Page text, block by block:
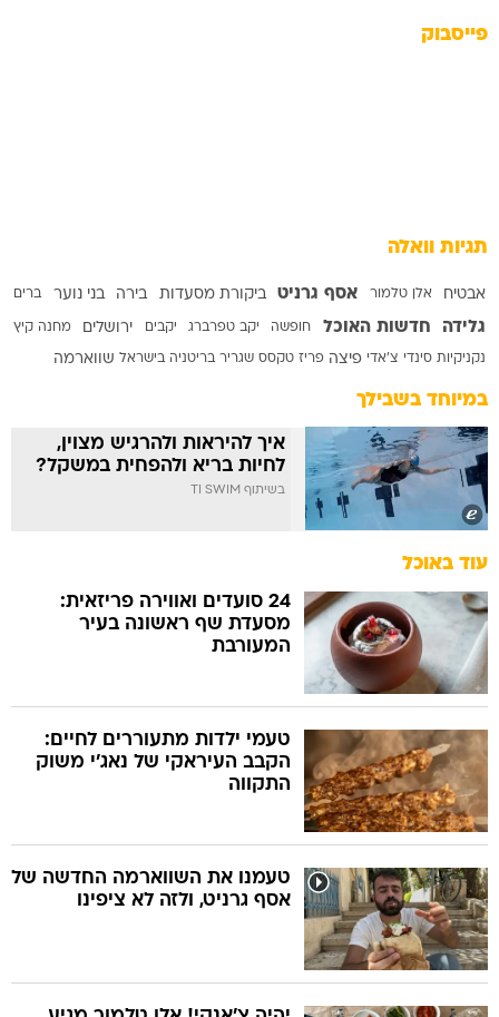
פייסבוק
תגיות וואלה
אבטיח אלן טלמור אסף גרניט ביקורת מסעדות בירה בני נוער ברים
גלידה חדשות האוכל חופשה יקב טפרברג יקבים ירושלים מחנה קיץ
נקניקיות סינדי צ'אדי פיצה פריז טקסס שגריר בריטניה בישראל שווארמה
במיוחד בשבילך
איך להיראות ולהרגיש מצוין,
לחיות בריא ולהפחית במשקל?
בשיתוף TI SWIM
עוד באוכל
24 סועדים ואווירה פריזאית:
מסעדת שף ראשונה בעיר
המעורבת
טעמי ילדות מתעוררים לחיים:
הקבב העיראקי של נאג׳י משוק
התקווה
טעמנו את השווארמה החדשה של
אסף גרניט, ולזה לא ציפינו